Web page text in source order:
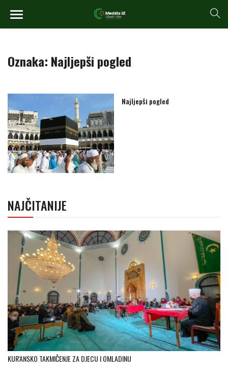
Oznaka: Najljepši pogled
Najljepši pogled
NAJČITANIJE
KUR'ANSKO TAKMIČENJE ZA DJECU I OMLADINU